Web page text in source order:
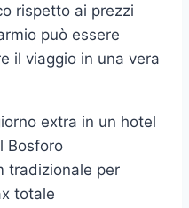
rispetto ai prezzi
può essere
il viaggio in una vera
extra in un hotel
Bosforo
tradizionale per
totale